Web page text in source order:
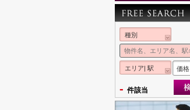
種別
エリア| 駅 価格
- 件該当